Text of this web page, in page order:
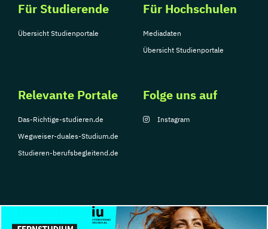
Für Studierende
Übersicht Studienportale
Für Hochschulen
Mediadaten
Übersicht Studienportale
Relevante Portale
Das-Richtige-studieren.de
Wegweiser-duales-Studium.de
Studieren-berufsbegleitend.de
Folge uns auf
Instagram